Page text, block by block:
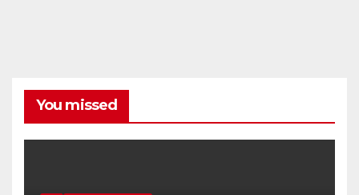
You missed